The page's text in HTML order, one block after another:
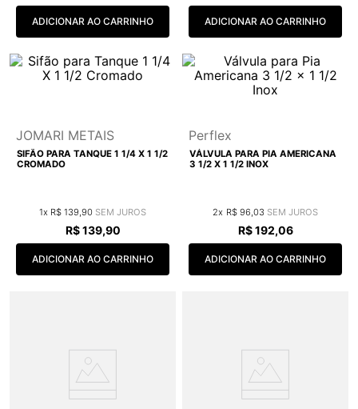
ADICIONAR AO CARRINHO ADICIONAR AO CARRINHO
JOMARI METAIS
SIFÃO PARA TANQUE 1 1/4 X 1 1/2
CROMADO
1 R$ 139,90
R$ 139,90
ADICIONAR AO CARRINHO
Perflex
VÁLVULA PARA PIA AMERICANA
3 1/2 X 1 1/2 INOX
2 R$ 96,03
R$ 192,06
ADICIONAR AO CARRINHO